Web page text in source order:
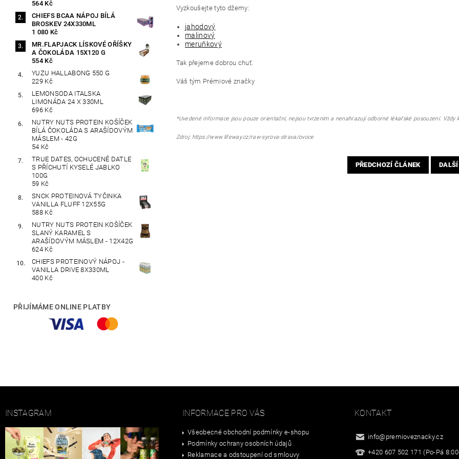
564 Kč
CHIEFS BCAA NÁPOJ BÍLÁ
BROSKEV 24X330ML
1 080 Kč
MR.FLAPJACK LÍSKOVÉ OŘÍŠKY
A ČOKOLÁDA 15X120 G
554 Kč
YUZU HALLABONG 550 G
229 Kč
LEMONSODA ITALSKA
LIMONÁDA 24 X 330ML
696 Kč
NUTRY NUTS PROTEIN KOŠÍČEK
BÍLÁ ČOKOLÁDA S ARAŠÍDOVÝM
MÁSLEM - 42G
54 Kč
TRUE DATES, OCHUCENÉ DATLE
S PŘÍCHUTÍ KYSELÉ JABLKO
100G
59 Kč
SNCK PROTEINOVÁ TYČINKA
VANILLA FLUFF 12X55G
588 Kč
NUTRY NUTS PROTEIN KOŠÍČEK
SLANÝ KARAMEL S
ARAŠÍDOVÝM MÁSLEM - 12X42G
624 Kč
CHIEFS PROTEINOVÝ NÁPOJ -
VANILLA DRIVE 8X330ML
400 Kč
PŘIJÍMÁME ONLINE PLATBY
Vyzkoušejte tyto džemy:
jahodový
malinový
meruňkový
Tak přejeme dobrou chuť.
Váš tým Prémiové značky
*Uvedené informace jsou pouze orientační, nejsou tvrzením a nenahrazují odborné lékařské posouzení.
Zdroj: https://www.lifeway.cz/raw-syrova-strava/ovoce
PŘEDCHOZÍ ČLÁNEK
INSTAGRAM INFORMACE PRO VÁS
Všeobecné obchodní podmínky e-shopu
Podmínky ochrany osobních údajů
Reklamace a odstoupení od smlouvy
KONTAKT
info@premioveznacky.cz
+420 607 502 171 (Po-Pá